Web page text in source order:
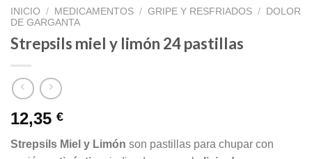
INICIO / MEDICAMENTOS / GRIPE Y RESFRIADOS /
DOLOR
DE GARGANTA
Strepsils miel y limón 24 pastillas
12,35 €
Strepsils Miel y Limón son pastillas para chupar con